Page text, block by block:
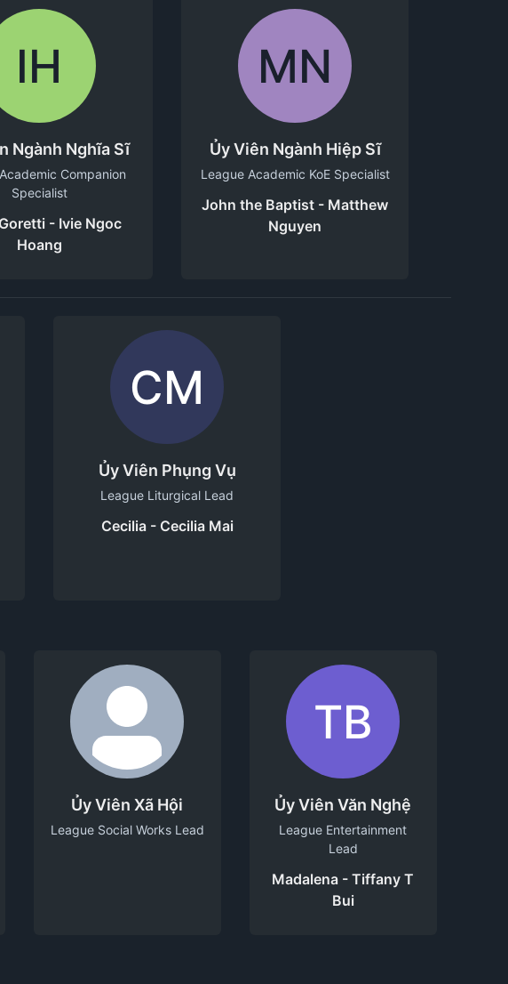
IH
Ngành Nghĩa Sĩ
Companion
Specialist
- Ivie Ngoc
Hoang
MN
Ủy Viên Ngành Hiệp Sĩ
League Academic KoE Specialist
John the Baptist - Matthew
Nguyen
CM
Ủy Viên Phụng Vụ
League Liturgical Lead
Cecilia - Cecilia Mai
Ủy Viên Xã Hội
League Social Works Lead
TB
Ủy Viên Văn Nghệ
League Entertainment
Lead
Madalena - Tiffany T
Bui